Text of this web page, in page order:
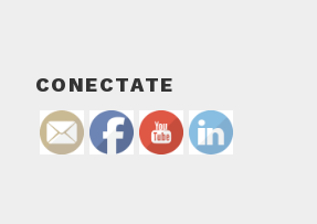
CONECTATE